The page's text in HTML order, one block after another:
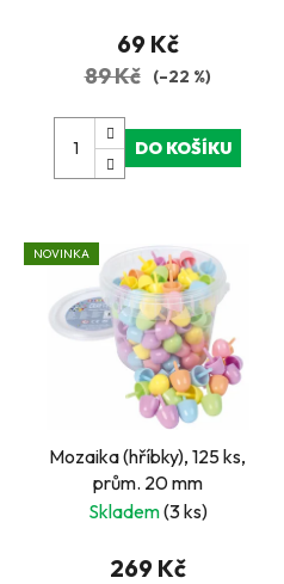
69 Kč
89 Kč (–22 %)
DO KOŠÍKU
NOVINKA
Mozaika (hříbky), 125 ks,
prům. 20 mm
Skladem(3 ks)
269 Kč